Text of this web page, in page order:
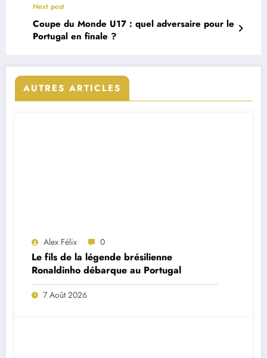
Next post
Coupe du Monde U17 : quel adversaire pour le
Portugal en finale ?
AUTRES ARTICLES
Alex Félix 0
Le fils de la légende brésilienne
Ronaldinho débarque au Portugal
7 Août 2026